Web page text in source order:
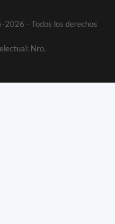
2026 - Todos los derechos
Nro.